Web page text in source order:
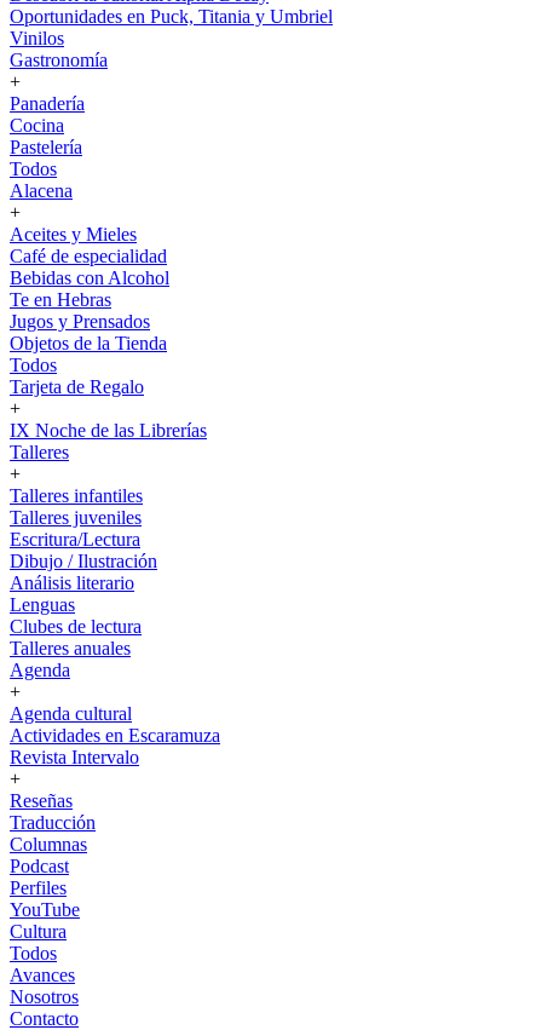
Oportunidades en Puck, Titania y Umbriel
Vinilos
Gastronomía
+
Panadería
Cocina
Pastelería
Todos
Alacena
+
Aceites y Mieles
Café de especialidad
Bebidas con Alcohol
Te en Hebras
Jugos y Prensados
Objetos de la Tienda
Todos
Tarjeta de Regalo
+
IX Noche de las Librerías
Talleres
+
Talleres infantiles
Talleres juveniles
Escritura/Lectura
Dibujo / Ilustración
Análisis literario
Lenguas
Clubes de lectura
Talleres anuales
Agenda
+
Agenda cultural
Actividades en Escaramuza
Revista Intervalo
+
Reseñas
Traducción
Columnas
Podcast
Perfiles
YouTube
Cultura
Todos
Avances
Nosotros
Contacto